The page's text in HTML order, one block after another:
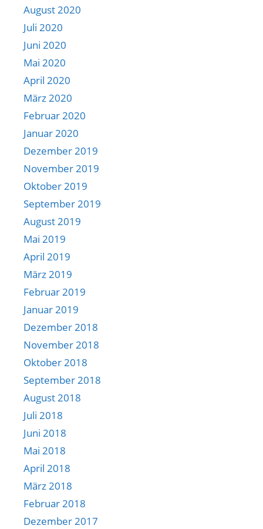
August 2020
Juli 2020
Juni 2020
Mai 2020
April 2020
März 2020
Februar 2020
Januar 2020
Dezember 2019
November 2019
Oktober 2019
September 2019
August 2019
Mai 2019
April 2019
März 2019
Februar 2019
Januar 2019
Dezember 2018
November 2018
Oktober 2018
September 2018
August 2018
Juli 2018
Juni 2018
Mai 2018
April 2018
März 2018
Februar 2018
Dezember 2017